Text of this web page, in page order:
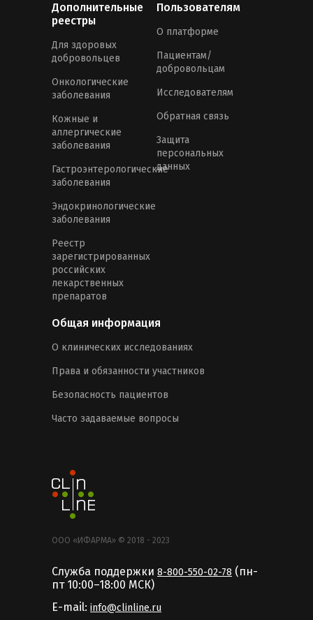
Дополнительные
реестры
Для здоровых
добровольцев
Онкологические
заболевания
Кожные и
аллергические
заболевания
Гастроэнтерологические
заболевания
Эндокринологические
заболевания
Реестр
зарегистрированных
российских
лекарственных
препаратов
Пользователям
О платформе
Пациентам/
добровольцам
Исследователям
Обратная связь
Защита
персональных
данных
Общая информация
О клинических исследованиях
Права и обязанности участников
Безопасность пациентов
Часто задаваемые вопросы
ООО «ИФАРМА» © 2018 - 2023
Служба поддержки 8-800-550-02-78 (пн-
пт 10:00–18:00 MCК)
E-mail: info@clinline.ru